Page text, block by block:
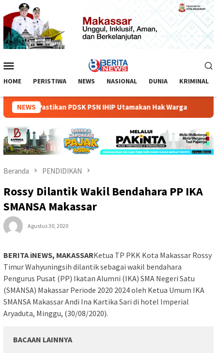
Loncat
ke
konten
Mobile
HOME PERISTIWA NEWS NASIONAL DUNIA KRIMINAL
NEWS
Pastikan PDSK PSN IHIP Utamakan Hak Warga
Beranda PENDIDIKAN
Rossy Dilantik Wakil Bendahara PP IKA
SMANSA Makassar
Agustus 30, 2020
BERITA iNEWS, MAKASSARKetua TP PKK Kota Makassar Rossy
Timur Wahyuningsih dilantik sebagai wakil bendahara
Pengurus Pusat (PP) Ikatan Alumni (IKA) SMA Negeri Satu
(SMANSA) Makassar Periode 2020 2024 oleh Ketua Umum IKA
SMANSA Makassar Andi Ina Kartika Sari di hotel Imperial
Aryaduta, Minggu, (30/08/2020).
BACAAN LAINNYA